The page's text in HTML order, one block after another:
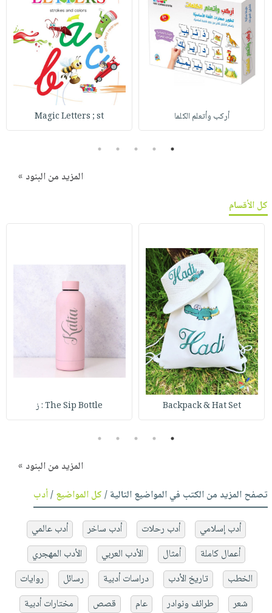
أركب وأتعلم الكلما Magic Letters ; st
1
2
3
4
5
المزيد من البنود »
كل الأقسام
Backpack & Hat Set The Sip Bottle : ز
1
2
3
4
5
المزيد من البنود »
تصفح المزيد من الكتب في المواضيع التالية /كل المواضيع/أدب
أدب إسلامي أدب رحلات أدب ساخر
أدب عالمي
أعمال كاملة
أمثال الأدب العربي
الأدب المهجري
الخطب
تاريخ الأدب دراسات أدبية رسائل
روايات
شعر
طرائف ونوادر عام قصص
مختارات أدبية